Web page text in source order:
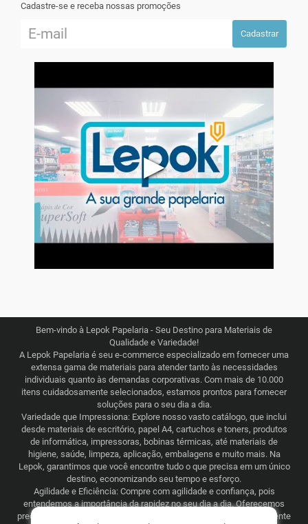
Cadastre-se e receba nossas promoções
Cadastrar
▶
Bem-vindo à Lepok Papelaria - Seu Destino para Materiais de
Qualidade e Variedade!
A Lepok Papelaria é seu e-commerce especializado em fornecer uma
extensa gama de materiais para atender tanto às necessidades
individuais quanto às demandas corporativas. Com mais de 10.000
itens cuidadosamente selecionados, estamos prontos para fornecer
soluções para o seu dia a dia.
Variedade que Impressiona: Explore nosso vasto catálogo, que inclui
desde materiais de escritório, papel A4, cartuchos e toners, produtos
de informática, impressoras, bobinas térmicas, até materiais de
higiene, saúde, limpeza, aplicação, embalagens e muito mais. Na
Lepok, garantimos que você encontre tudo o que precisa em um único
destino, economizando seu tempo e esforço.
Agilidade e Eficiência: Compre com agilidade e confiança, pois
entendemos a importância da rapidez no seu dia a dia. Oferecemos
preços justos e competitivos, combinados com uma logística eficiente